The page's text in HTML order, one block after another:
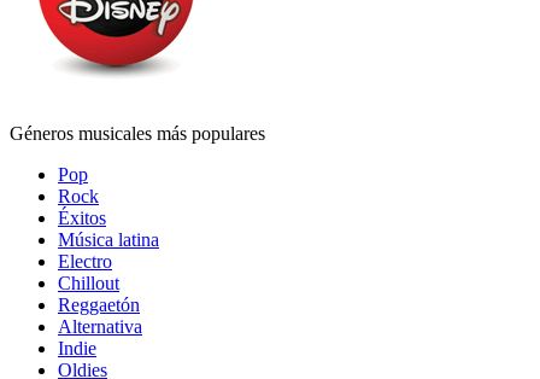
Géneros musicales más populares
Pop
Rock
Éxitos
Música latina
Electro
Chillout
Reggaetón
Alternativa
Indie
Oldies